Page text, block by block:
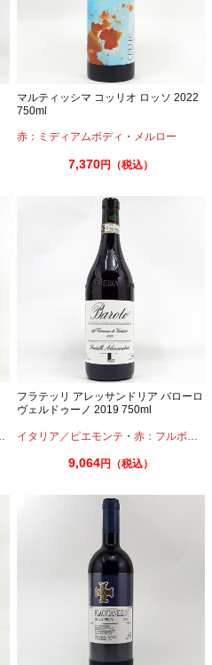
マルティッシマ コッリオ ロッソ 2022
750ml
赤：ミディアムボディ ・ メルロー
7,370円（税込）
サンジョヴェーゼ
フラテッリ アレッサンドリア バローロ
ヴェルドゥーノ 2019 750ml
イタリア／ピエモンテ ・赤：フルボディ
9,064円（税込）